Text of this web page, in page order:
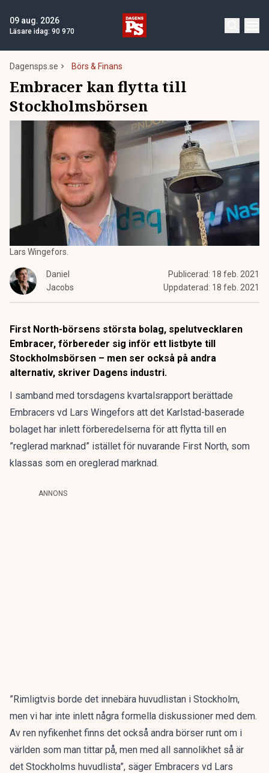
09 aug. 2026
Läsare idag: 90 970
Dagensps.se Börs & Finans
Embracer kan flytta till
Stockholmsbörsen
Lars Wingefors.
Daniel
Jacobs
Publicerad: 18 feb. 2021
Uppdaterad: 18 feb. 2021
First North-börsens största bolag, spelutvecklaren
Embracer, förbereder sig inför ett listbyte till
Stockholmsbörsen – men ser också på andra
alternativ, skriver Dagens industri.
I samband med torsdagens kvartalsrapport berättade
Embracers vd Lars Wingefors att det Karlstad-baserade
bolaget har inlett förberedelserna för att flytta till en
”reglerad marknad” istället för nuvarande First North, som
klassas som en oreglerad marknad.
ANNONS
”Rimligtvis borde det innebära huvudlistan i Stockholm,
men vi har inte inlett några formella diskussioner med dem.
Av ren nyfikenhet finns det också andra börser runt om i
världen som man tittar på, men med all sannolikhet så är
det Stockholms huvudlista”, säger Embracers vd Lars